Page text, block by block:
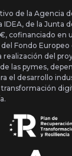
de la Agencia
de la Junta
cofinanciado en
Fondo
realización del
las pymes,
el desarrollo